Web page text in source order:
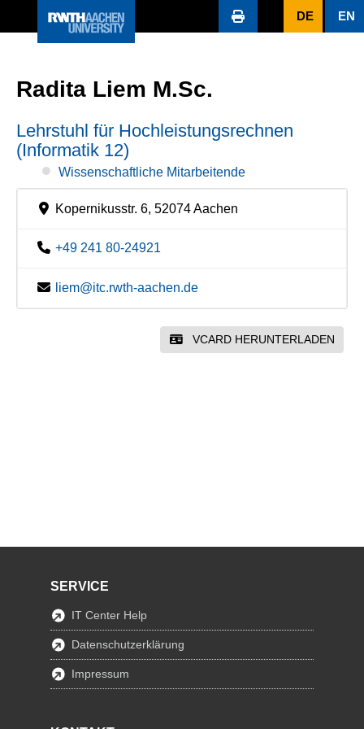
DE EN
Radita Liem M.Sc.
Lehrstuhl für Hochleistungsrechnen
(Informatik 12)
Wissenschaftliche Mitarbeitende
Kopernikusstr. 6, 52074 Aachen
+49 241 80-24921
liem@itc.rwth-aachen.de
VCARD HERUNTERLADEN
SERVICE
IT Center Help
Datenschutzerklärung
Impressum